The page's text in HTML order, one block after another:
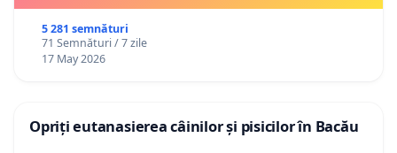
5 281 semnături
71 Semnături / 7 zile
17 May 2026
Opriți eutanasierea câinilor și pisicilor în Bacău